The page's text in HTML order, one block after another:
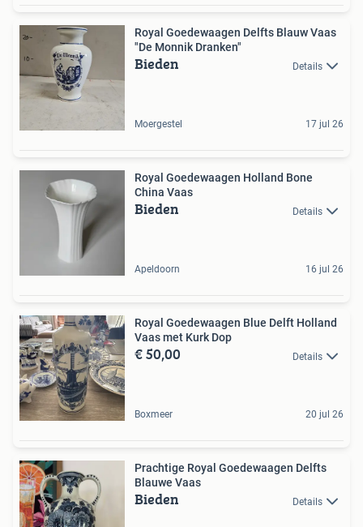
Royal Goedewaagen Delfts Blauw Vaas
"De Monnik Dranken"
Bieden Details
Moergestel 17 jul 26
Royal Goedewaagen Holland Bone
China Vaas
Bieden Details
Apeldoorn 16 jul 26
Royal Goedewaagen Blue Delft Holland
Vaas met Kurk Dop
€ 50,00 Details
Boxmeer 20 jul 26
Prachtige Royal Goedewaagen Delfts
Blauwe Vaas
Bieden Details